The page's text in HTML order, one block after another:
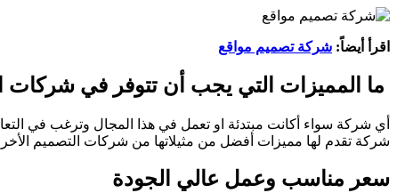
اقرأ أيضاً: شركة تصميم مواقع
ما المميزات التي يجب أن تتوفر في شركات
أي شركة سواء أكانت مبتدئة او تعمل في هذا المجال وترغب في
شركة تقدم لها مميزات أفضل من مثيلاتها من شركات التصميم
سعر مناسب وعمل عالي الجودة